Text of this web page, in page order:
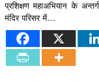
प्रशिक्षण महाअभियान के
मंदिर परिसर में…